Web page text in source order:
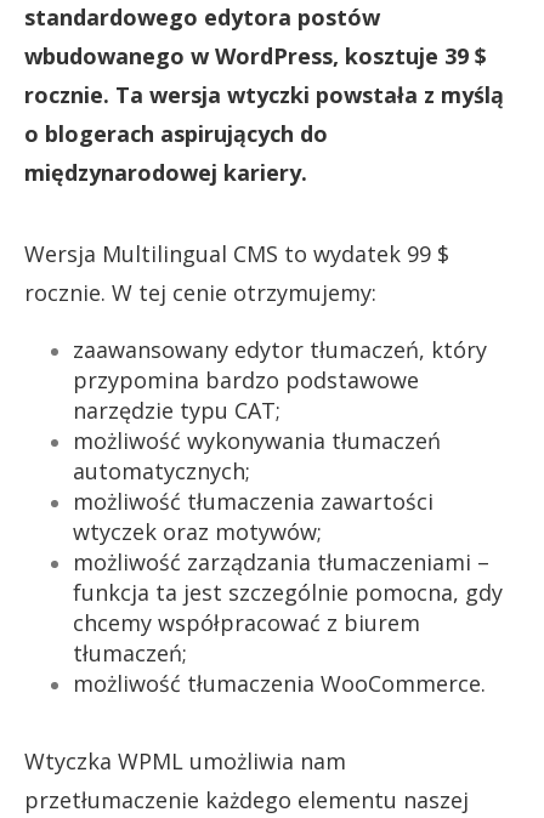
standardowego edytora postów
wbudowanego w WordPress, kosztuje 39 $
rocznie. Ta wersja wtyczki powstała z myślą
o blogerach aspirujących do
międzynarodowej kariery.
Wersja Multilingual CMS to wydatek 99 $
rocznie. W tej cenie otrzymujemy:
zaawansowany edytor tłumaczeń, który
przypomina bardzo podstawowe
narzędzie typu CAT;
możliwość wykonywania tłumaczeń
automatycznych;
możliwość tłumaczenia zawartości
wtyczek oraz motywów;
możliwość zarządzania tłumaczeniami –
funkcja ta jest szczególnie pomocna, gdy
chcemy współpracować z biurem
tłumaczeń;
możliwość tłumaczenia WooCommerce.
Wtyczka WPML umożliwia nam
przetłumaczenie każdego elementu naszej